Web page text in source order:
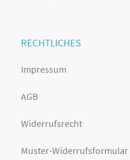
RECHTLICHES
Impressum
AGB
Widerrufsrecht
Muster-Widerrufsformular